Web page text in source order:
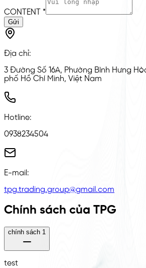
CONTENT *
Gửi
Địa chỉ:
3 Đường Số 16A, Phường Bình Hưng
phố Hồ Chí Minh, Việt Nam
Hotline:
0938234504
E-mail :
tpg.trading.group@gmail.com
Chính sách của TPG
chính sách 1
test